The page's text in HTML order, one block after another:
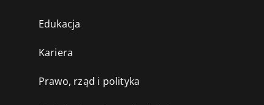
Edukacja
Kariera
Prawo, rząd i polityka